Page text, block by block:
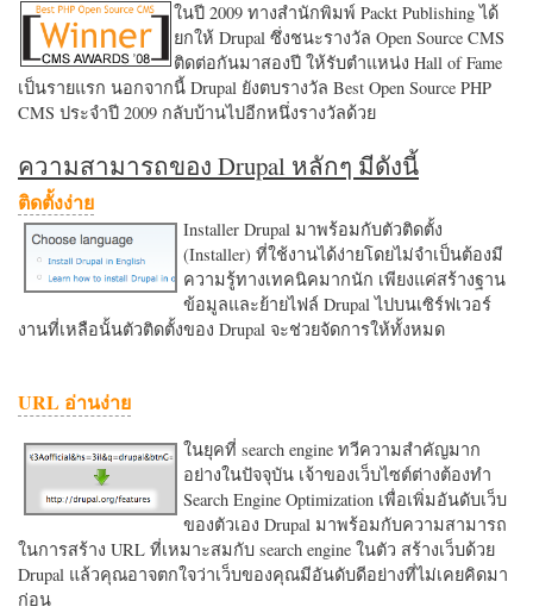
ในปี 2009 ทางสำนักพิมพ์ Packt Publishing ได้
ยกให้ Drupal ซึ่งชนะรางวัล Open Source CMS
ติดต่อกันมาสองปี ให้รับตำแหน่ง Hall of Fame
เป็นรายแรก นอกจากนี้ Drupal ยังตบรางวัล Best Open Source PHP
CMS ประจำปี 2009 กลับบ้านไปอีกหนึ่งรางวัลด้วย
ความสามารถของ Drupal หลักๆ มีดังนี้
ติดตั้งง่าย
Installer Drupal มาพร้อมกับตัวติดตั้ง
(Installer) ที่ใช้งานได้ง่ายโดยไม่จำเป็นต้องมี
ความรู้ทางเทคนิคมากนัก เพียงแค่สร้างฐาน
ข้อมูลและย้ายไฟล์ Drupal ไปบนเซิร์ฟเวอร์
งานที่เหลือนั้นตัวติดตั้งของ Drupal จะช่วยจัดการให้ทั้งหมด
URL อ่านง่าย
ในยุคที่ search engine ทวีความสำคัญมาก
อย่างในปัจจุบัน เจ้าของเว็บไซต์ต่างต้องทำ
Search Engine Optimization เพื่อเพิ่มอันดับเว็บ
ของตัวเอง Drupal มาพร้อมกับความสามารถ
ในการสร้าง URL ที่เหมาะสมกับ search engine ในตัว สร้างเว็บด้วย
Drupal แล้วคุณอาจตกใจว่าเว็บของคุณมีอันดับดีอย่างที่ไม่เคยคิดมา
ก่อน